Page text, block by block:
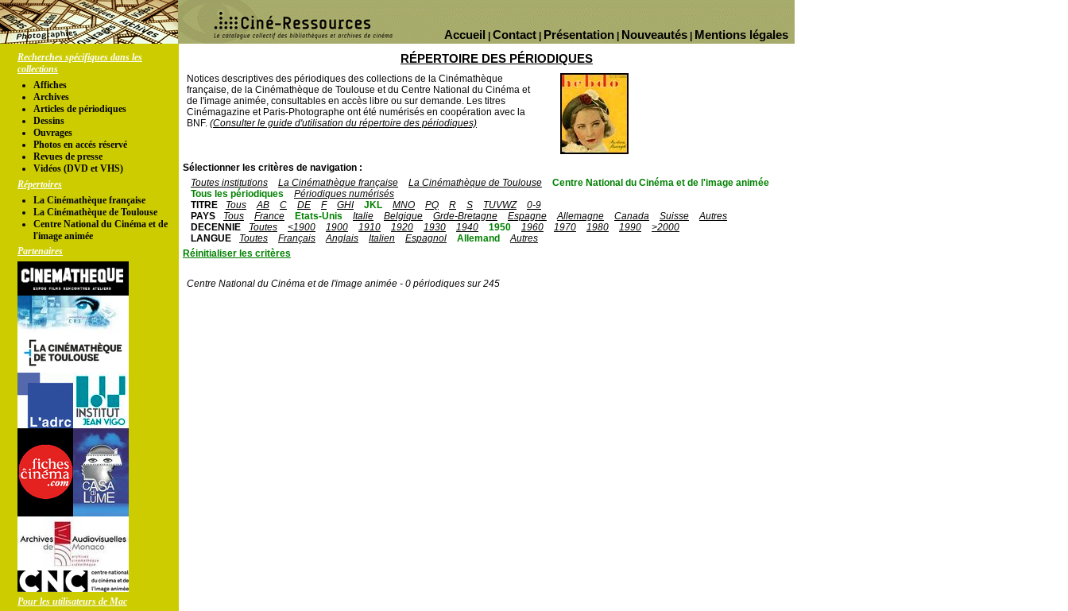
Mentions légales
Nouveautés
Présentation
Contact
Accueil
Recherches spécifiques dans les
collections
Affiches
Archives
Articles de périodiques
Dessins
Ouvrages
Photos en accés réservé
Revues de presse
Vidéos (DVD et VHS)
Répertoires
La Cinémathèque française
La Cinémathèque de Toulouse
Centre National du Cinéma et de
l'image animée
Partenaires
Pour les utilisateurs de Mac
RÉPERTOIRE DES PÉRIODIQUES
Notices descriptives des périodiques des collections de la Cinémathèque
française, de la Cinémathèque de Toulouse et du Centre National du Cinéma et
de l'image animée, consultables en accès libre ou sur demande. Les titres
Cinémagazine et Paris-Photographe ont été numérisés en coopération avec la
BNF. (Consulter le guide d'utilisation du répertoire des périodiques)
Sélectionner les critères de navigation :
Toutes institutions
La Cinémathèque française La Cinémathèque de Toulouse
Centre National du Cinéma et de l'image animée
Tous les périodiques
Périodiques numérisés
TITRE
Tous AB C DE F GHI JKL MNO PQ R S TUVWZ
0-9
PAYS
Tous France Etats-Unis Italie Belgique Grde-Bretagne Espagne Allemagne Canada Suisse
Autres
DECENNIE
Toutes <1900 1900 1910 1920 1930 1940 1950 1960 1970 1980 1990
>2000
LANGUE
Toutes Français Anglais Italien Espagnol Allemand
Autres
Réinitialiser les critères
Centre National du Cinéma et de l'image animée - 0 périodiques sur 245